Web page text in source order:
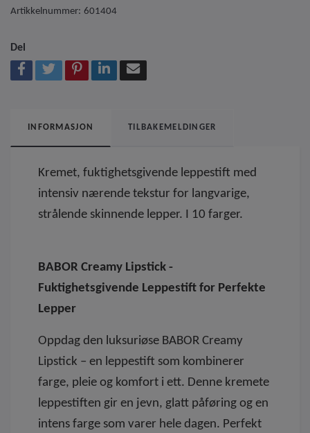
Artikkelnummer: 601404
Del
INFORMASJON TILBAKEMELDINGER
Kremet, fuktighetsgivende leppestift med
intensiv nærende tekstur for langvarige,
strålende skinnende lepper. I 10 farger.
BABOR Creamy Lipstick -
Fuktighetsgivende Leppestift for Perfekte
Lepper
Oppdag den luksuriøse BABOR Creamy
Lipstick – en leppestift som kombinerer
farge, pleie og komfort i ett. Denne kremete
leppestiften gir en jevn, glatt påføring og en
intens farge som varer hele dagen. Perfekt